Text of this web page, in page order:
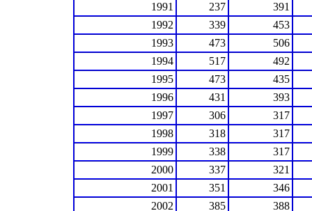
1991
237
391
1992
339
453
1993
473
506
1994
517
492
1995
473
435
1996
431
393
1997
306
317
1998
318
317
1999
338
317
2000
337
321
2001
351
346
2002
385 388